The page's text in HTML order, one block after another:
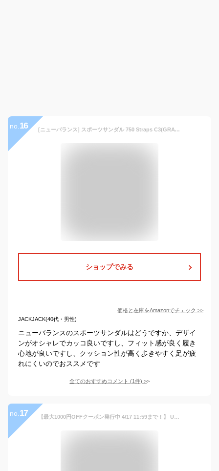
no. 16 [ニューバランス] スポーツサンダル 750 Straps C3(GRAY) 26.0 cm D
ショップでみる
価格と在庫をAmazonでチェック >>
JACKJACK(40代・男性)
ニューバランスのスポーツサンダルはどうですか、デザイ
ンがオシャレでカッコ良いですし、フィット感が良く履き
心地が良いですし、クッション性が高く歩きやすく足が疲
れにくいのでおススメです
全てのおすすめコメント (1件) >
no. 17 【最大1000円OFFクーポン発行中 4/17 11:59まで！】 UGG アグ サンダル スライドサンダル メンズ CAPITOLA BUCKLE SLIDE ブラウン 1153102